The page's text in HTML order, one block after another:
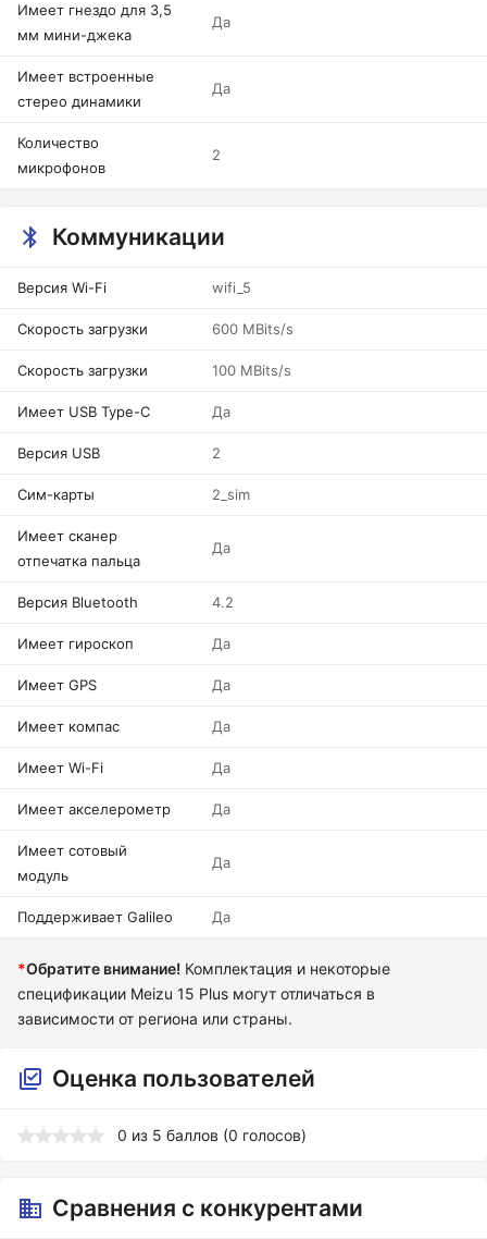
Имеет гнездо для 3,5
мм мини-джека
Да
Имеет встроенные
стерео динамики
Да
Количество
микрофонов
2
Коммуникации
Версия Wi-Fi wifi_5
Скорость загрузки 600 MBits/s
Скорость загрузки 100 MBits/s
Имеет USB Type-C Да
Версия USB 2
Сим-карты 2_sim
Имеет сканер
отпечатка пальца
Да
Версия Bluetooth 4.2
Имеет гироскоп Да
Имеет GPS Да
Имеет компас Да
Имеет Wi-Fi Да
Имеет акселерометр Да
Имеет сотовый
модуль
Да
Поддерживает Galileo Да
*Обратите внимание! Комплектация и некоторые
спецификации Meizu 15 Plus могут отличаться в
зависимости от региона или страны.
Оценка пользователей
0 из 5 баллов (0 голосов)
Сравнения с конкурентами